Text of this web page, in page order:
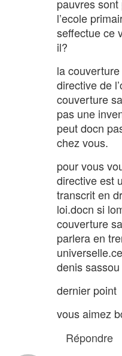
pauvres
l’ecole
seffectue ce
il?
la
directive de
couverture
pas une
peut docn
chez vous.
pour vous
directive est
transcrit en
loi.docn si
couverture
parlera en
denis
dernier point
vous aimez
Répondre